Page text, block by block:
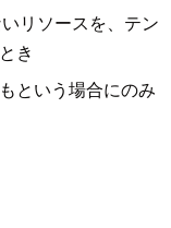
リソースを、テン
き
という場合にのみ